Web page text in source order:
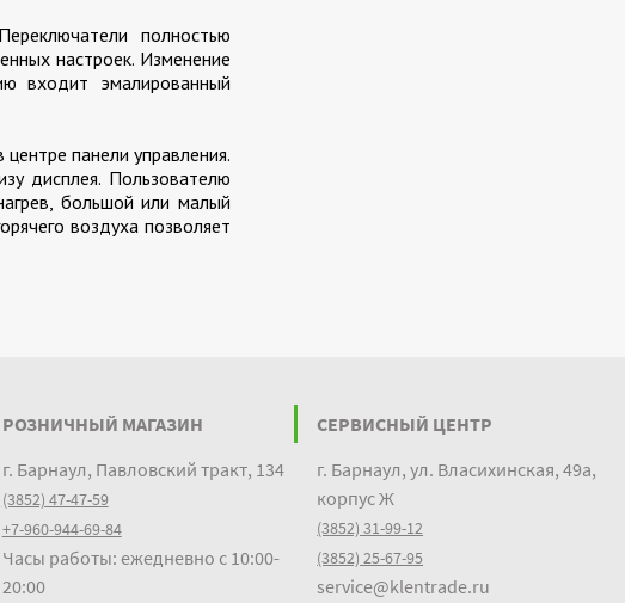
полностью
настроек. Изменение
входит эмалированный
панели управления.
дисплея. Пользователю
большой или малый
воздуха позволяет
РОЗНИЧНЫЙ МАГАЗИН
г. Барнаул, Павловский тракт, 134
(3852) 47-47-59
+7-960-944-69-84
Часы работы: ежедневно с 10:00-
20:00
СЕРВИСНЫЙ ЦЕНТР
г. Барнаул, ул. Власихинская, 49а,
корпус Ж
(3852) 31-99-12
(3852) 25-67-95
service@klentrade.ru